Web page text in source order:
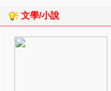
文學/小說